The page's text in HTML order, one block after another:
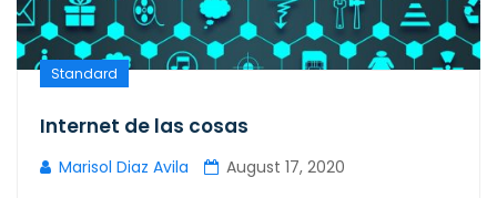
Standard
Internet de las cosas
Marisol Diaz Avila
August 17, 2020